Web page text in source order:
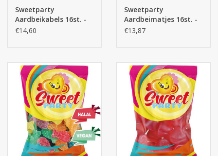
Sweetparty
Aardbeikabels 16st. -
snoepzakjes
€14,60
Sweetparty
Aardbeimatjes 16st. -
snoepzakjes
€13,87